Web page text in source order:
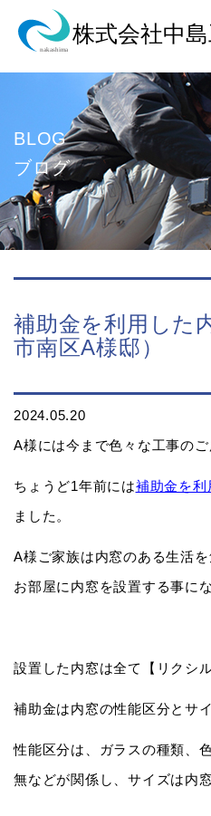
BLOG
ブログ
補助金を利用した
市南区A様邸）
2024.05.20
A様には今まで色々な工事のご
ちょうど1年前には補助金を利
ました。
A様ご家族は内窓のある生活
お部屋に内窓を設置する事に
設置した内窓は全て【リクシ
補助金は内窓の性能区分とサ
性能区分は、ガラスの種類、
無などが関係し、サイズは内